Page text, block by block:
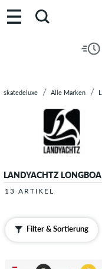
Marken
Skateboards
Sale
skatedeluxe Alle Marken
LANDYACHTZ
13 ARTIKEL
Filter & Sortierung